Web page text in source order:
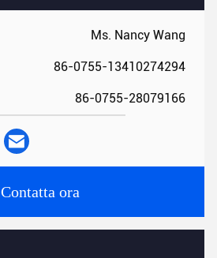
Ms. Nancy Wang
86-0755-13410274294
86-0755-28079166
Contatta ora